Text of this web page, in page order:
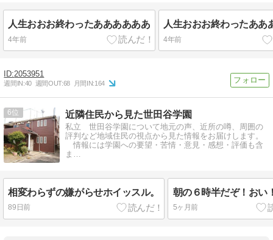
人生おおお終わったああああああ
4年前
人生おおお終わったああ
4年前
2053951
週間IN:40 週間OUT:68 月間IN:164
6 近隣住民から見た世田谷学園
私立 世田谷学園について地元の声、近所の噂、周囲の
評判など地域住民の視点から見た情報をお届けします。
情報には学園への要望・苦情・意見・感想・評価も含
ま…
相変わらずの嫌がらせホイッスル。
89日前
朝の６時半だぞ！おい
5ヶ月前